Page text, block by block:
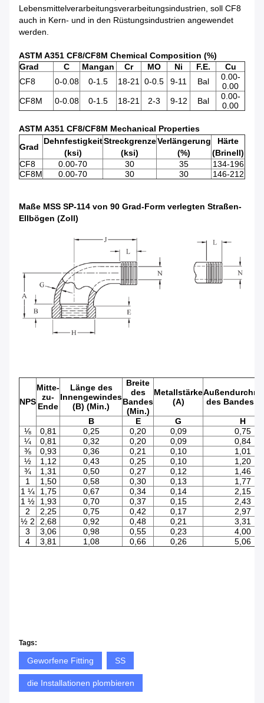
Lebensmittelverarbeitungsverarbeitungsindustrien, soll CF8
auch in Kern- und in den Rüstungsindustrien angewendet
werden.
ASTM A351 CF8/CF8M Chemical Composition (%)
Grad
C Mangan Cr MO Ni F.E.
Cu
CF8
0-0.08 0-1.5 18-21 0-0.5 9-11 Bal
0.00-
0.00
CF8M
0-0.08 0-1.5 18-21 2-3 9-12 Bal
0.00-
0.00
ASTM A351 CF8/CF8M Mechanical Properties
Grad
Dehnfestigkeit
(ksi)
Streckgrenze
(ksi)
Verlängerung
(%)
Härte
(Brinell)
CF8
0.00-70 30 35
134-196
CF8M
0.00-70 30 30 146-212
Maße MSS SP-114 von 90 Grad-Form verlegten Straßen-
Ellbögen (Zoll)
NPS
Mitte-
zu-
Ende
Länge des
Innengewindes
(B) (Min.)
Breite
des
Bandes
(Min.)
Metallstärke
(A)
des Bandes
B E G
H
⅛
0,81 0,25 0,20 0,09
0,75
¼
0,81 0,32 0,20 0,09
0,84
⅜
0,93 0,36 0,21 0,10
1,01
½
1,12 0,43 0,25 0,10
1,20
¾
1,31 0,50 0,27 0,12
1,46
1
1,50 0,58 0,30 0,13
1,77
1 ¼
1,75 0,67 0,34 0,14
2,15
1 ½
1,93 0,70 0,37 0,15
2,43
2
2,25 0,75 0,42 0,17
2,97
½ 2
2,68 0,92 0,48 0,21
3,31
3
3,06 0,98 0,55 0,23
4,00
4
3,81 1,08 0,66 0,26 5,06
Tags:
Geworfene Fitting SS
die Installationen plombieren